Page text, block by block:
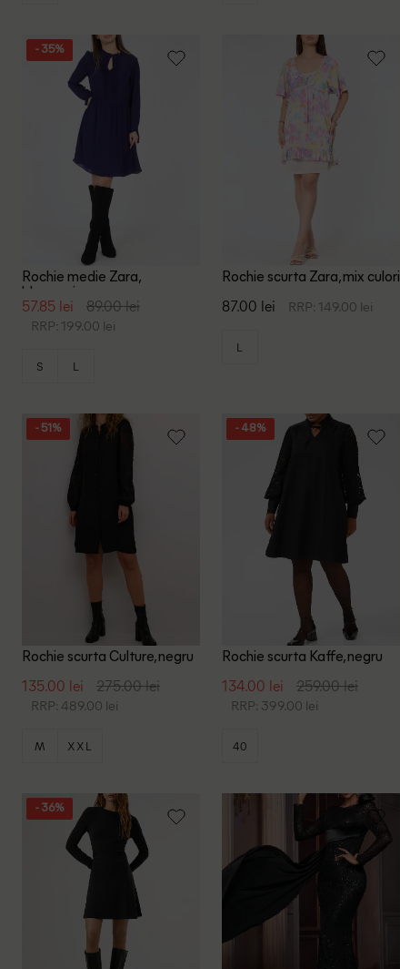
- 35%
Rochie medie Zara,
bleumarin
57.85 lei 89.00 lei
RRP: 199.00 lei
S L
Rochie scurta Zara, mix culori
87.00 lei RRP: 149.00 lei
L
- 51%
Rochie scurta Culture, negru
135.00 lei 275.00 lei
RRP: 489.00 lei
M XXL
- 48%
Rochie scurta Kaffe, negru
134.00 lei 259.00 lei
RRP: 399.00 lei
40
- 36%